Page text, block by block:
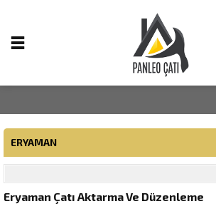
ERYAMAN
Eryaman Çatı Aktarma Ve Düzenleme